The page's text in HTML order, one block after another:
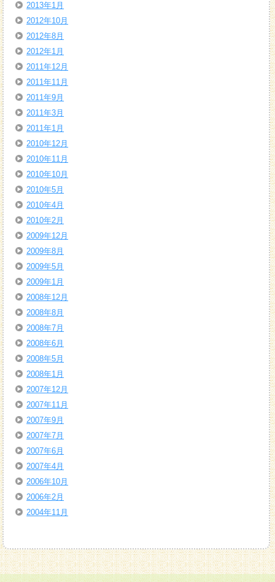
2013年1月
2012年10月
2012年8月
2012年1月
2011年12月
2011年11月
2011年9月
2011年3月
2011年1月
2010年12月
2010年11月
2010年10月
2010年5月
2010年4月
2010年2月
2009年12月
2009年8月
2009年5月
2009年1月
2008年12月
2008年8月
2008年7月
2008年6月
2008年5月
2008年1月
2007年12月
2007年11月
2007年9月
2007年7月
2007年6月
2007年4月
2006年10月
2006年2月
2004年11月